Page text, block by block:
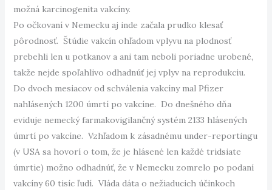
možná karcinogenita vakcíny.
Po očkovaní v Nemecku aj inde začala prudko klesať
pôrodnosť. Štúdie vakcín ohľadom vplyvu na plodnosť
prebehli len u potkanov a ani tam neboli poriadne urobené,
takže nejde spoľahlivo odhadnúť jej vplyv na reprodukciu.
Do dvoch mesiacov od schválenia vakcíny mal Pfizer
nahlásených 1200 úmrtí po vakcíne. Do dnešného dňa
eviduje nemecký farmakovigilančný systém 2133 hlásených
úmrtí po vakcíne. Vzhľadom k zásadnému under-reportingu
(v USA sa hovorí o tom, že je hlásené len každé tridsiate
úmrtie) možno odhadnúť, že v Nemecku zomrelo po podaní
vakcíny 60 tisíc ľudí. Vláda dáta o nežiaducich účinkoch